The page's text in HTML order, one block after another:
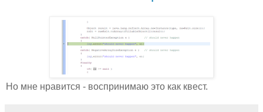
Но мне нравится - воспринимаю это как квест.